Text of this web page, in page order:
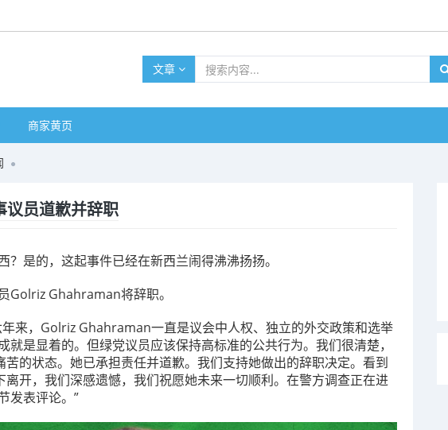
文章
商家黄页
议员道歉并辞职
？是的，这起事件已经在新西兰闹得沸沸扬扬。
Golriz Ghahraman将辞职。
来，Golriz Ghahraman一直是议会中人权、独立的外交政策和选举
就是显着的。但绿党议员应该保持高标准的公共行为。我们很清楚，
的状态。她已承担责任并道歉。我们支持她做出的辞职决定。看到
开，我们深感遗憾，我们祝愿她未来一切顺利。在警方调查正在进
发表评论。”